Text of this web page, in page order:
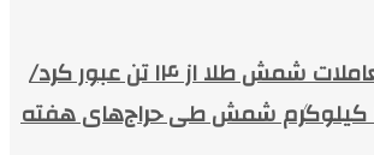
حجم کل معاملات شمش طلا از ۱۴ تن عبور کرد/
فروش ۲۵۲ کیلوگرم شمش طی حراج‌های هفته